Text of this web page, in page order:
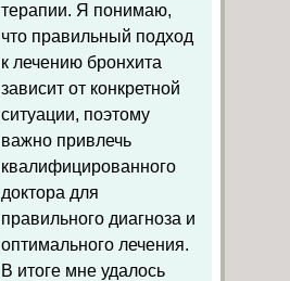
терапии. Я понимаю,
что правильный подход
к лечению бронхита
зависит от конкретной
ситуации, поэтому
важно привлечь
квалифицированного
доктора для
правильного диагноза и
оптимального лечения.
В итоге мне удалось